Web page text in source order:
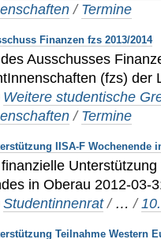
/ Termine
Finanzen fzs 2013/2014
Ausschusses
(fzs) der
Weitere studentische
/ Termine
IISA-F Wochenende
in Oberau 2012-03-
Studentinnenrat / …/
Teilnahme Western